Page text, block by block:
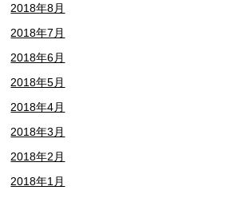
2018年8月
2018年7月
2018年6月
2018年5月
2018年4月
2018年3月
2018年2月
2018年1月